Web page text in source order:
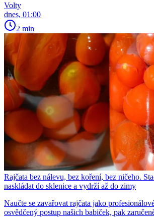
Volty
dnes, 01:00
2 min
Rajčata bez nálevu, bez koření, bez ničeho.
naskládat do sklenice a vydrží až do zimy
Naučte se zavařovat rajčata jako
osvědčený postup našich babiček, pak